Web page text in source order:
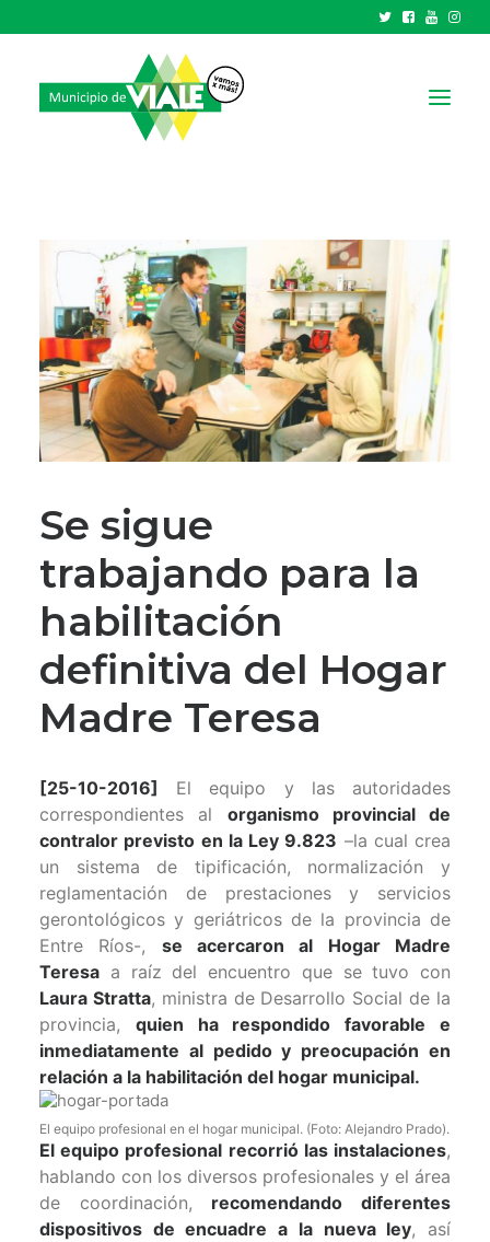
GOBIERNO
HCD
TRÁMITES Y SERVICIOS
CIUDAD
PARQUE INDUSTRIAL
RECAUDACIONES
Se sigue
trabajando para la
habilitación
definitiva del Hogar
Madre Teresa
[25-10-2016]
El equipo y las autoridades
correspondientes al organismo provincial de
contralor previsto en la Ley 9.823 –la cual crea
un sistema de tipificación, normalización y
reglamentación de prestaciones y servicios
gerontológicos y geriátricos de la provincia de
Entre Ríos-, se acercaron al Hogar Madre
Teresa a raíz del encuentro que se tuvo con
Laura Stratta, ministra de Desarrollo Social de la
provincia, quien ha respondido favorable e
inmediatamente al pedido y preocupación en
relación a la habilitación del hogar municipal.
El equipo profesional en el hogar municipal. (Foto: Alejandro Prado).
El equipo profesional recorrió las instalaciones,
hablando con los diversos profesionales y el área
de coordinación, recomendando diferentes
dispositivos de encuadre a la nueva ley, así